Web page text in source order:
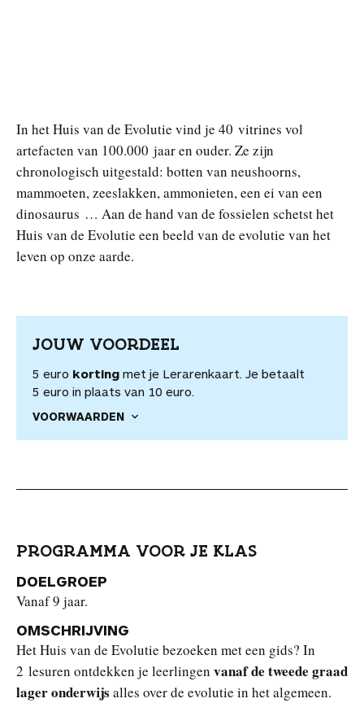
In het Huis van de Evolutie vind je 40 vitrines vol
artefacten van 100.000 jaar en ouder. Ze zijn
chronologisch uitgestald: botten van neushoorns,
mammoeten, zeeslakken, ammonieten, een ei van een
dinosaurus … Aan de hand van de fossielen schetst het
Huis van de Evolutie een beeld van de evolutie van het
leven op onze aarde.
JOUW VOORDEEL
5 euro korting met je Lerarenkaart. Je betaalt
5 euro in plaats van 10 euro.
VOORWAARDEN
PROGRAMMA VOOR JE KLAS
DOELGROEP
Vanaf 9 jaar.
OMSCHRIJVING
Het Huis van de Evolutie bezoeken met een gids? In
2 lesuren ontdekken je leerlingen vanaf de tweede graad
lager onderwijs alles over de evolutie in het algemeen.